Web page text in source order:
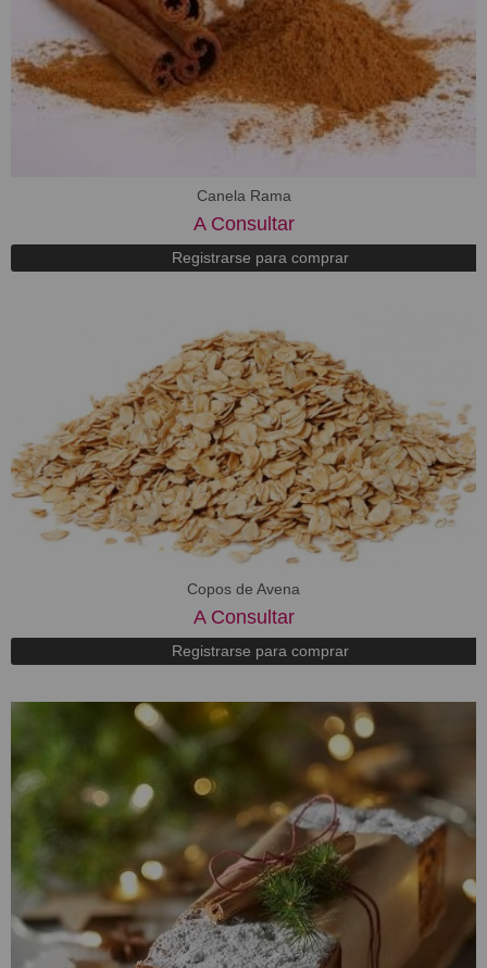
Canela Rama
A Consultar
Registrarse para comprar
Copos de Avena
A Consultar
Registrarse para comprar